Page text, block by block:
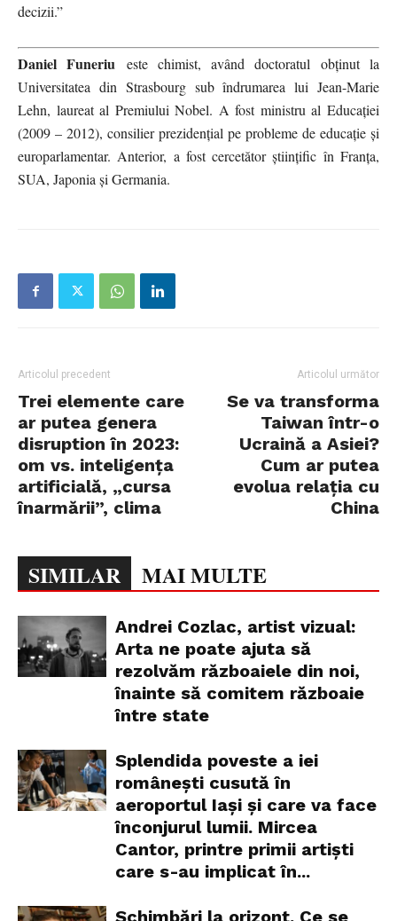
decizii.”
Daniel Funeriu este chimist, având doctoratul obținut la
Universitatea din Strasbourg sub îndrumarea lui Jean-Marie
Lehn, laureat al Premiului Nobel. A fost ministru al Educației
(2009 – 2012), consilier prezidențial pe probleme de educație și
europarlamentar. Anterior, a fost cercetător științific în Franța,
SUA, Japonia și Germania.
Articolul precedent
Trei elemente care
ar putea genera
disruption în 2023:
om vs. inteligența
artificială, „cursa
înarmării”, clima
Articolul următor
Se va transforma
Taiwan într-o
Ucraină a Asiei?
Cum ar putea
evolua relația cu
China
SIMILAR MAI MULTE
Andrei Cozlac, artist vizual:
Arta ne poate ajuta să
rezolvăm războaiele din noi,
înainte să comitem războaie
între state
Splendida poveste a iei
românești cusută în
aeroportul Iași și care va face
înconjurul lumii. Mircea
Cantor, printre primii artiști
care s-au implicat în...